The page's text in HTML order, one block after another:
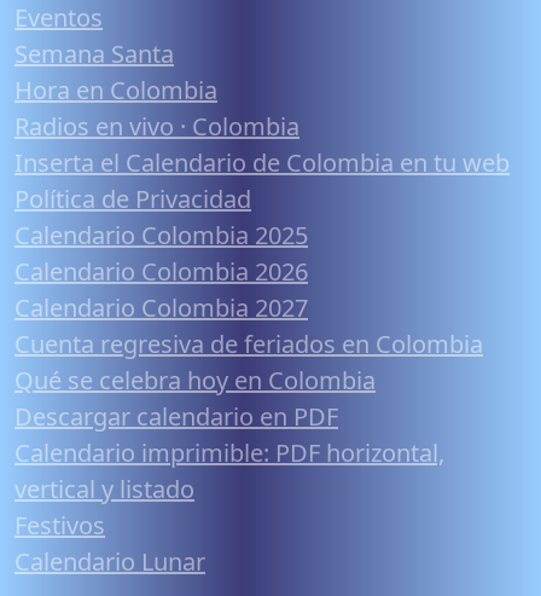
Eventos
Semana Santa
Hora en Colombia
Radios en vivo · Colombia
Inserta el Calendario de Colombia en tu web
Política de Privacidad
Calendario Colombia 2025
Calendario Colombia 2026
Calendario Colombia 2027
Cuenta regresiva de feriados en Colombia
Qué se celebra hoy en Colombia
Descargar calendario en PDF
Calendario imprimible: PDF horizontal,
vertical y listado
Festivos
Calendario Lunar